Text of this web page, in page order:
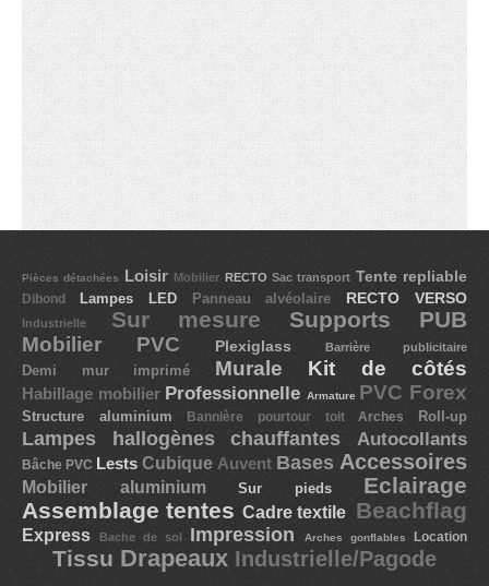
Lampes hallogènes chauffantes (1)
Lampes LED (1)
STRUCTURE ALUMINIUM
Murale (8)
Cadre textile (7)
Cubique (7)
SUPPORTS PUB
Drapeaux
Beachflag (30)
Bases (8)
Pièces détachées Loisir Mobilier RECTO Sac transport Tente repliable
Dibond Lampes LED Panneau alvéolaire RECTO VERSO
Industrielle Sur mesure Supports PUB
Mobilier PVC Plexiglass Barrière publicitaire
Demi mur imprimé Murale Kit de côtés
Habillage mobilier Professionnelle Armature PVC Forex
Structure aluminium Bannière pourtour toitArches Roll-up
Lampes hallogènes chauffantes Autocollants
Bâche PVC Lests Cubique Auvent Bases Accessoires
Mobilier aluminium Sur pieds Eclairage
Assemblage tentes Cadre textile Beachflag
Express Bache de sol Impression Arches gonflables Location
Tissu Drapeaux Industrielle/Pagode